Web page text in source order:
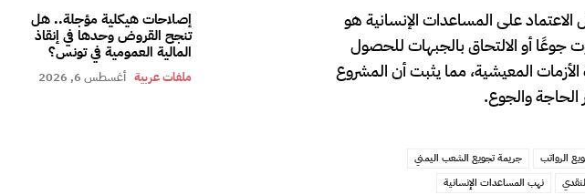
إصلاحات هيكلية مؤجلة.. هل
تنجح القروض وحدها في إنقاذ
المالية العمومية في تونس؟
ملفات عربية أغسطس 6, 2026
الاعتماد على المساعدات الإنسانية هو
جوعًا أو الالتحاق بالجبهات للحصول
المعيشية، مما يثبت أن المشروع
الحاجة والجوع.
الرواتب
جريمة تجويع الشعب اليمني
نهب المساعدات الإنسانية